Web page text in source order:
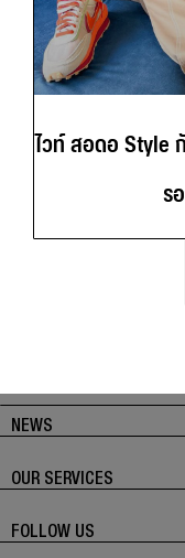
ไวท์ สอดอ Style
ร
NEWS
OUR SERVICES
FOLLOW US